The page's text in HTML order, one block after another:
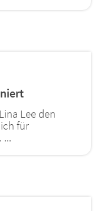
Lee den
für